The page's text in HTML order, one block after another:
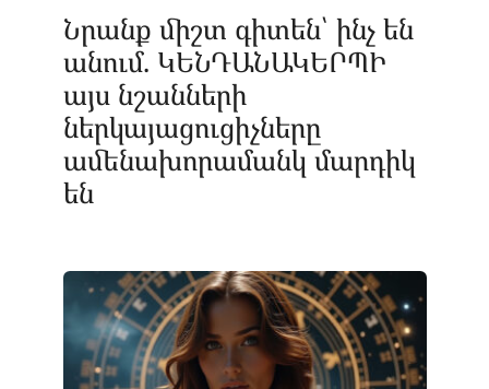
Նրանք միշտ գիտեն՝ ինչ են
անում. ԿԵՆԴԱՆԱԿԵՐՊԻ
այս նշանների
ներկայացուցիչները
ամենախորամանկ մարդիկ
են